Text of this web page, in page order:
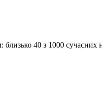
близько 40 з 1000